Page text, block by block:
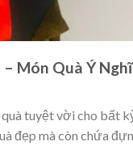
Món Quà Ý
quà tuyệt vời cho bất
đẹp mà còn chứa